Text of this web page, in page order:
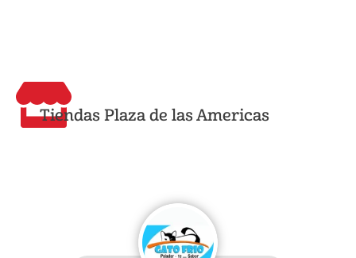
Tiendas Plaza de las Americas